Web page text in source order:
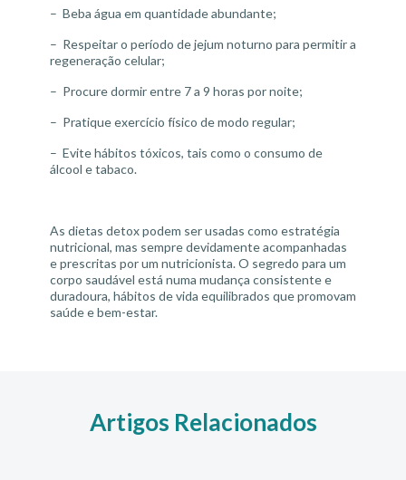
– Beba água em quantidade abundante;
– Respeitar o período de jejum noturno para permitir a
regeneração celular;
– Procure dormir entre 7 a 9 horas por noite;
– Pratique exercício físico de modo regular;
– Evite hábitos tóxicos, tais como o consumo de
álcool e tabaco.
As dietas detox podem ser usadas como estratégia
nutricional, mas sempre devidamente acompanhadas
e prescritas por um nutricionista. O segredo para um
corpo saudável está numa mudança consistente e
duradoura, hábitos de vida equilibrados que promovam
saúde e bem-estar.
Artigos Relacionados